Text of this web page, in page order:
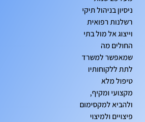
ניסיון בניהול תיקי
רשלנות רפואית
וייצוג אל מול בתי
החולים מה
שמאפשר למשרד
לתת ללקוחותיו
טיפול מלא
מקצועי ומקיף,
ולהביא למקסימום
פיצויים ולמיצוי